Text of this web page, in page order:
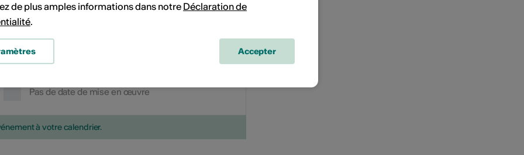
28
Pas de date de mise en œuvre
à votre calendrier.
de plus amples informations dans notre Déclaration de
.
Accepter